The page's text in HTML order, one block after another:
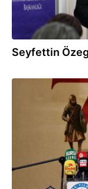
Seyfettin
27.03.2026